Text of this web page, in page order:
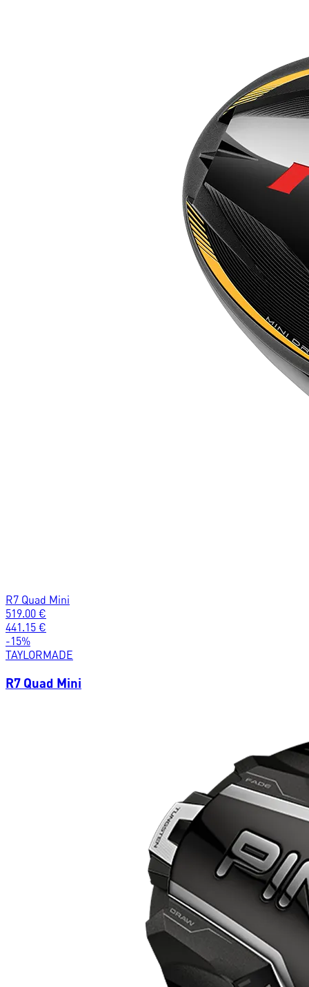
R7 Quad Mini
519.00 €
441.15 €
-15%
TAYLORMADE
R7 Quad Mini